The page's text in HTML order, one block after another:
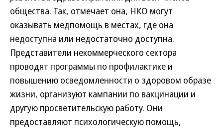
общества. Так, отмечает она, НКО могут
оказывать медпомощь в местах, где она
недоступна или недостаточно доступна.
Представители некоммерческого сектора
проводят программы по профилактике и
повышению осведомленности о здоровом образе
жизни, организуют кампании по вакцинации и
другую просветительскую работу. Они
предоставляют психологическую помощь,